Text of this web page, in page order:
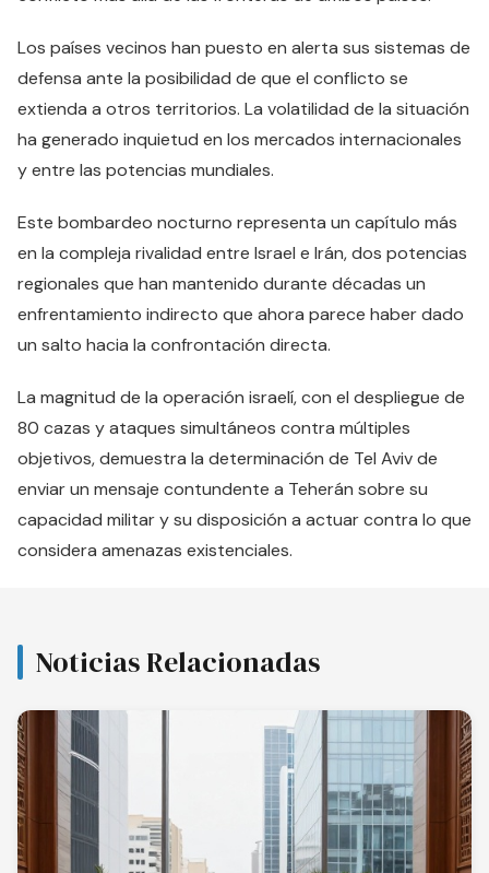
Los países vecinos han puesto en alerta sus sistemas de
defensa ante la posibilidad de que el conflicto se
extienda a otros territorios. La volatilidad de la situación
ha generado inquietud en los mercados internacionales
y entre las potencias mundiales.
Este bombardeo nocturno representa un capítulo más
en la compleja rivalidad entre Israel e Irán, dos potencias
regionales que han mantenido durante décadas un
enfrentamiento indirecto que ahora parece haber dado
un salto hacia la confrontación directa.
La magnitud de la operación israelí, con el despliegue de
80 cazas y ataques simultáneos contra múltiples
objetivos, demuestra la determinación de Tel Aviv de
enviar un mensaje contundente a Teherán sobre su
capacidad militar y su disposición a actuar contra lo que
considera amenazas existenciales.
Noticias Relacionadas